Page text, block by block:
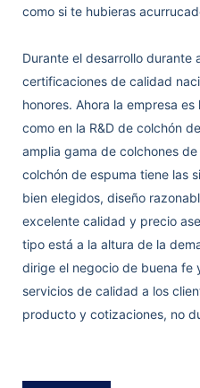
como si te hubieras
Durante el desarrollo durante
certificaciones de calidad
honores. Ahora la empresa
como en la R&D de colchón
amplia gama de colchones
colchón de espuma tiene las
bien elegidos, diseño
excelente calidad y precio
tipo está a la altura de la
dirige el negocio de buena fe
servicios de calidad a los
producto y cotizaciones, no